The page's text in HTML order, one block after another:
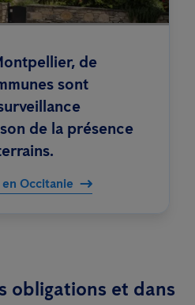
de
sont
de la présence
Occitanie
obligations et dans